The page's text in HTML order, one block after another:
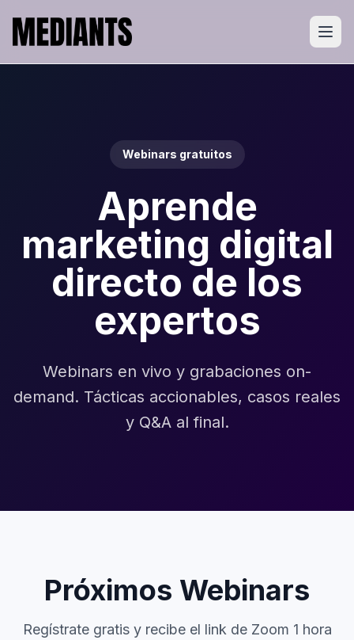
Webinars gratuitos
Aprende
marketing digital
directo de los
expertos
Webinars en vivo y grabaciones on-
demand. Tácticas accionables, casos reales
y Q&A al final.
Próximos Webinars
Regístrate gratis y recibe el link de Zoom 1 hora